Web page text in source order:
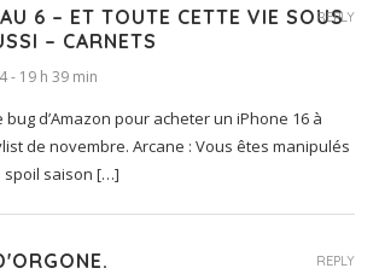
6 – ET TOUTE CETTE VIE SOUS
– CARNETS
- 19 h 39 min
bug d’Amazon pour acheter un iPhone 16 à
de novembre. Arcane : Vous êtes manipulés
spoil saison […]
REPLY
REPLY